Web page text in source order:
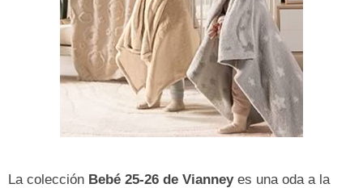
La colección Bebé 25-26 de Vianneyes una oda a la